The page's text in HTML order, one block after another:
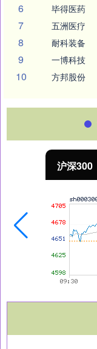
6 毕得医药
7 五洲医疗
8 耐科装备
9 一博科技
10 方邦股份
北证50